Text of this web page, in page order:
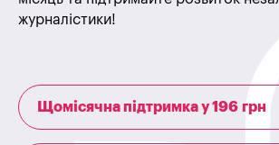
журналістики!
Щомісячна підтримка у 196 грн